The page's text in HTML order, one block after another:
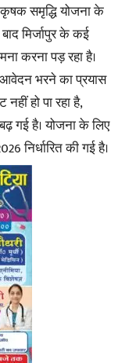
कृषक समृद्धि योजना के
मिर्जापुर के कई
करना पड़ रहा है।
भरने का प्रयास
हो पा रहा है,
गई है। योजना के लिए
निर्धारित की गई है।